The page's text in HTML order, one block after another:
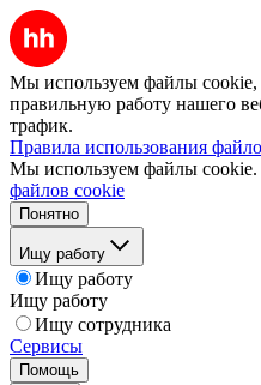
Мы используем файлы cookie,
правильную работу нашего
трафик.
Правила использования
Мы используем файлы cookie.
файлов cookie
Понятно
Ищу работу
Ищу работу
Ищу работу
Ищу сотрудника
Сервисы
Помощь